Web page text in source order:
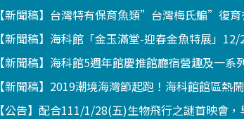
【新聞稿】台灣特有保育魚類”台灣梅氏鯿”復
【新聞稿】海科館「金玉滿堂-迎春金魚特展」
【新聞稿】海科館5週年館慶推館廳宿營趣及一系
【新聞稿】2019潮境海灣節起跑！海科館館區熱
【公告】配合111/1/28(五)生物飛行之謎首映會